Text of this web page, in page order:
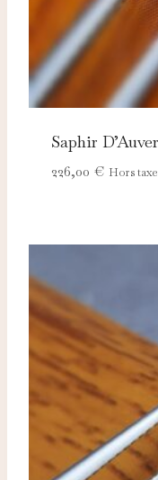
Saphir
226,00 € Hors
du site et ne peuvent
Analytics
Ces cookies nous
d'améliorer nos
Marketing
Ces cookies servent à
adaptées à vos centres